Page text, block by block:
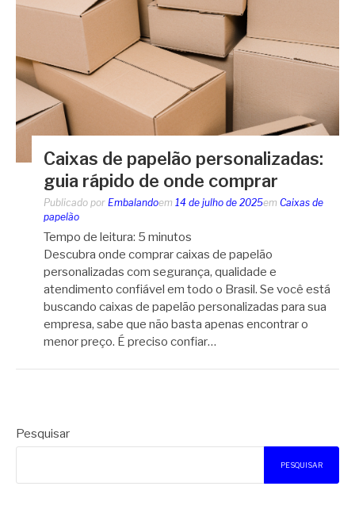
Caixas de papelão personalizadas:
guia rápido de onde comprar
Publicado por Embalandoem 14 de julho de 2025em Caixas de
papelão
Tempo de leitura: 5 minutos
Descubra onde comprar caixas de papelão
personalizadas com segurança, qualidade e
atendimento confiável em todo o Brasil. Se você está
buscando caixas de papelão personalizadas para sua
empresa, sabe que não basta apenas encontrar o
menor preço. É preciso confiar…
Pesquisar
PESQUISAR